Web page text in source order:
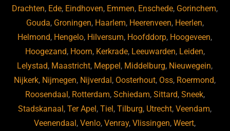
Drachten, Ede, Eindhoven, Emmen, Enschede, Gorinchem,
Gouda, Groningen, Haarlem, Heerenveen, Heerlen,
Helmond, Hengelo, Hilversum, Hoofddorp, Hoogeveen,
Hoogezand, Hoorn, Kerkrade, Leeuwarden, Leiden,
Lelystad, Maastricht, Meppel , Middelburg, Nieuwegein,
Nijkerk, Nijmegen, Nijverdal , Oosterhout, Oss, Roermond,
Roosendaal , Rotterdam, Schiedam, Sittard, Sneek,
Stadskanaal ,Ter Apel ,Tiel ,Tilburg, Utrecht,Veendam,
Veenendaal ,Venlo,Venray,Vlissingen,Weert,